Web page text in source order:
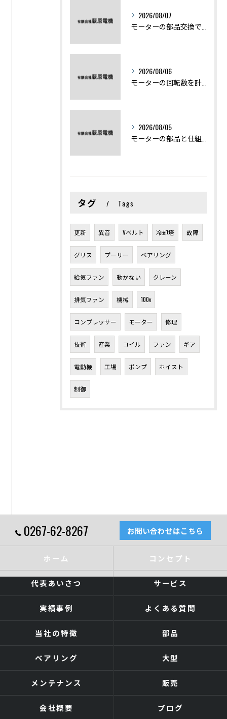
2026/08/07
2026/08/06
2026/08/05
タグ Tags
更新 異音 Vベルト 冷却塔 故障
グリス プーリー ベアリング
給気ファン 動かない クレーン
排気ファン 機械 100v
コンプレッサー モーター 修理
技術 産業 コイル ファン ギア
電動機 工場 ポンプ ホイスト
制御
0267-62-8267 お問い合わせはこちら
ホーム コンセプト
代表あいさつ サービス
実績事例 よくある質問
当社の特徴 部品
ベアリング 大型
メンテナンス 販売
会社概要 ブログ